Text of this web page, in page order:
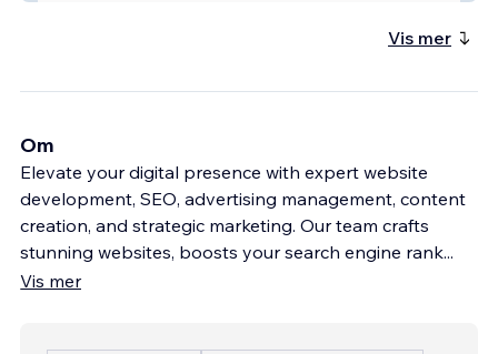
Vis mer
Om
Elevate your digital presence with expert website
development, SEO, advertising management, content
creation, and strategic marketing. Our team crafts
stunning websites, boosts your search engine rank...
Vis mer